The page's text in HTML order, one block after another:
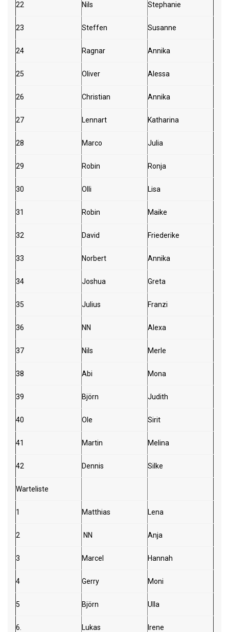
22 Nils Stephanie
23 Steffen Susanne
24 Ragnar Annika
25 Oliver Alessa
26 Christian Annika
27 Lennart Katharina
28 Marco Julia
29 Robin Ronja
30 Olli Lisa
31 Robin Maike
32 David Friederike
33 Norbert Annika
34 Joshua Greta
35 Julius Franzi
36 NN Alexa
37 Nils Merle
38 Abi Mona
39 Björn Judith
40 Ole Sirit
41 Martin Melina
42 Dennis Silke
Warteliste
1 Matthias Lena
2 NN Anja
3 Marcel Hannah
4 Gerry Moni
5 Björn Ulla
6. Lukas Irene